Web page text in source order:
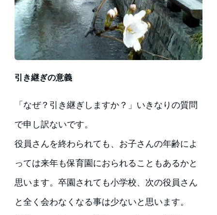
引き継ぎの意義
「なぜ？引き継ぎしますか？」いきなりの質問
で申し訳ないです。
役員さんを終わられても、お子さんの年齢によ
っては来年も保育園におられることもあるかと
思います。卒園されても小学校、次の役員さん
と全く会わなくなる事は少ないと思います。